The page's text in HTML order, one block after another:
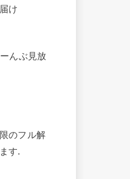
け
んぶ見放
のフル解
す.